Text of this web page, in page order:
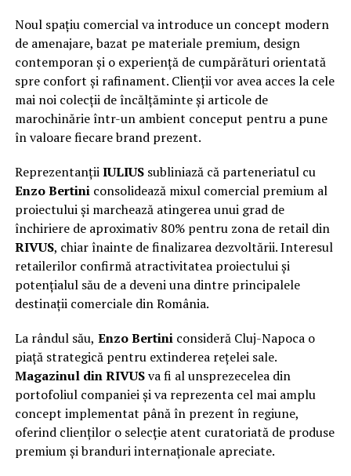
Noul spațiu comercial va introduce un concept modern
de amenajare, bazat pe materiale premium, design
contemporan și o experiență de cumpărături orientată
spre confort și rafinament. Clienții vor avea acces la cele
mai noi colecții de încălțăminte și articole de
marochinărie într-un ambient conceput pentru a pune
în valoare fiecare brand prezent.
ReprezentanțiiIULIUSsubliniază că parteneriatul cu
Enzo Bertiniconsolidează mixul comercial premium al
proiectului și marchează atingerea unui grad de
închiriere de aproximativ 80% pentru zona de retail din
RIVUS, chiar înainte de finalizarea dezvoltării. Interesul
retailerilor confirmă atractivitatea proiectului și
potențialul său de a deveni una dintre principalele
destinații comerciale din România.
La rândul său, Enzo Bertiniconsideră Cluj-Napoca o
piață strategică pentru extinderea rețelei sale.
Magazinul din RIVUSva fi al unsprezecelea din
portofoliul companiei și va reprezenta cel mai amplu
concept implementat până în prezent în regiune,
oferind clienților o selecție atent curatoriată de produse
premium și branduri internaționale apreciate.